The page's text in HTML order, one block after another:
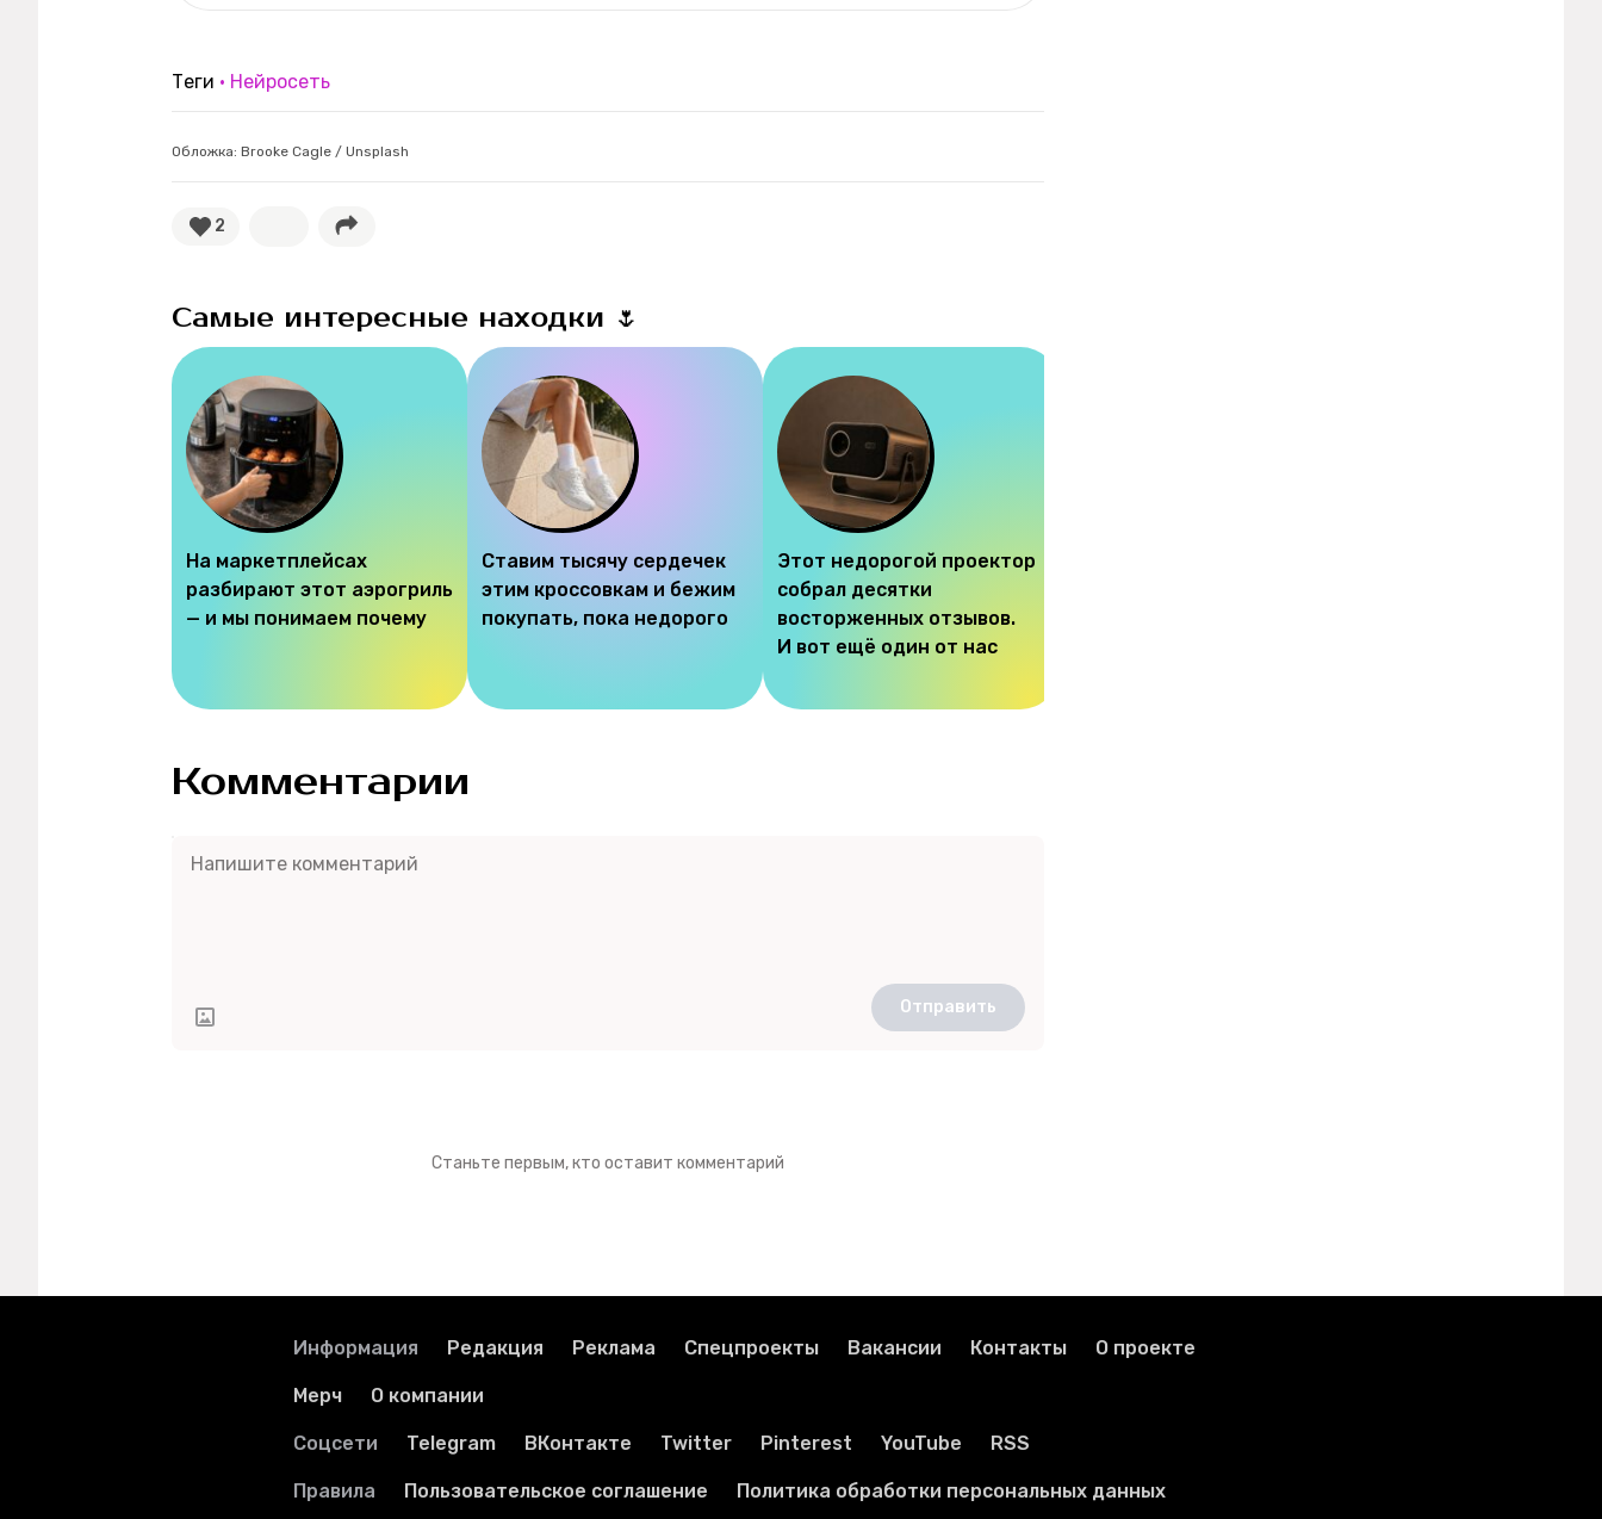
Теги Нейросеть
Обложка: Brooke Cagle / Unsplash
2
Самые интересные находки 🌷
На маркетплейсах
разбирают этот аэрогриль
— и мы понимаем почему
Ставим тысячу сердечек
этим кроссовкам и бежим
покупать, пока недорого
Этот недорогой проектор
собрал десятки
восторженных отзывов.
И вот ещё один от нас
Комментарии
Отправить
Станьте первым, кто оставит комментарий
Информация Редакция Реклама Спецпроекты Вакансии Контакты О проекте
Мерч О компании
Соцсети Telegram ВКонтакте Twitter Pinterest YouTube RSS
Правила Пользовательское соглашение Политика обработки персональных данных